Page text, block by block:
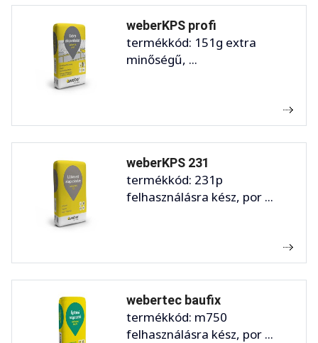
weberKPS profi
termékkód: 151g extra
minőségű, ...
weberKPS 231
termékkód: 231p
felhasználásra kész, por ...
webertec baufix
termékkód: m750
felhasználásra kész, por ...